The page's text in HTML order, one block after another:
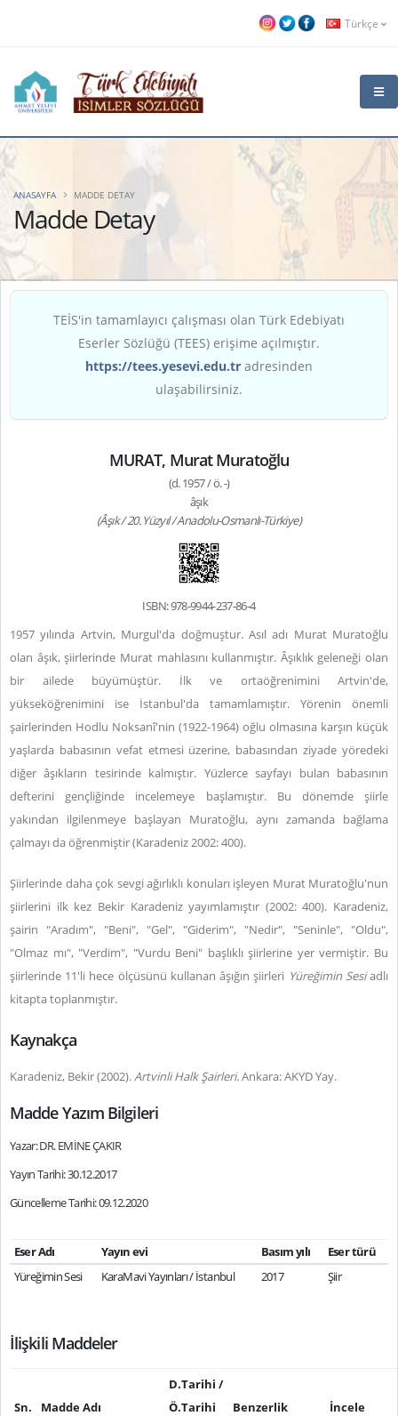
Türkçe
Madde Detay
ANASAYFA MADDE DETAY
TEİS'in tamamlayıcı çalışması olan Türk Edebiyatı
Eserler Sözlüğü (TEES) erişime açılmıştır.
https://tees.yesevi.edu.tr adresinden
ulaşabilirsiniz.
MURAT, Murat Muratoğlu
(d. 1957 / ö. -)
âşık
(Âşık / 20. Yüzyıl / Anadolu-Osmanlı-Türkiye)
ISBN: 978-9944-237-86-4
1957 yılında Artvin, Murgul'da doğmuştur. Asıl adı Murat Muratoğlu
olan âşık, şiirlerinde Murat mahlasını kullanmıştır. Âşıklık geleneği olan
bir ailede büyümüştür. İlk ve ortaöğrenimini Artvin'de,
yükseköğrenimini ise İstanbul'da tamamlamıştır. Yörenin önemli
şairlerinden Hodlu Noksanî'nin (1922-1964) oğlu olmasına karşın küçük
yaşlarda babasının vefat etmesi üzerine, babasından ziyade yöredeki
diğer âşıkların tesirinde kalmıştır. Yüzlerce sayfayı bulan babasının
defterini gençliğinde incelemeye başlamıştır. Bu dönemde şiirle
yakından ilgilenmeye başlayan Muratoğlu, aynı zamanda bağlama
çalmayı da öğrenmiştir (Karadeniz 2002: 400).
Şiirlerinde daha çok sevgi ağırlıklı konuları işleyen Murat Muratoğlu'nun
şiirlerini ilk kez Bekir Karadeniz yayımlamıştır (2002: 400). Karadeniz,
şairin "Aradım", "Beni", "Gel", "Giderim", "Nedir", "Seninle", "Oldu",
"Olmaz mı", "Verdim", "Vurdu Beni" başlıklı şiirlerine yer vermiştir. Bu
şiirlerinde 11'li hece ölçüsünü kullanan âşığın şiirleri Yüreğimin Sesiadlı
kitapta toplanmıştır.
Kaynakça
Karadeniz, Bekir (2002).Artvinli Halk Şairleri.Ankara: AKYD Yay.
Madde Yazım Bilgileri
Yazar: DR. EMİNE ÇAKIR
Yayın Tarihi: 30.12.2017
Güncelleme Tarihi: 09.12.2020
Eser Adı Yayın evi Basım yılı
Eser türü
Yüreğimin Sesi
KaraMavi Yayınları / İstanbul 2017 Şiir
İlişkili Maddeler
Sn. Madde Adı
D.Tarihi /
Ö.Tarihi
Benzerlik
İncele